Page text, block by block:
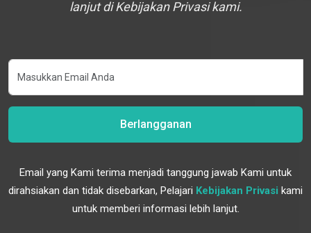
lanjut di Kebijakan Privasi kami.
Berlangganan
Email yang Kami terima menjadi tanggung jawab Kami untuk
dirahsiakan dan tidak disebarkan, Pelajari Kebijakan Privasi kami
untuk memberi informasi lebih lanjut.